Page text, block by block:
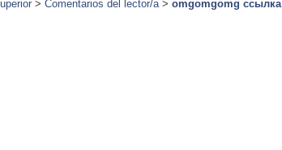
> Comentarios del lector/a> omgomgomg ссылка